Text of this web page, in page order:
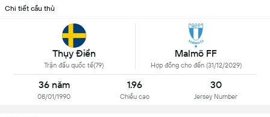
Chi tiết cầu thủ
Thụy Điển
Trận đấu quốc tế(79)
Malmö FF
Hợp đồng cho đến (31/12/2029)
36 năm
08/01/1990
1.96
Chiều cao
30
Jersey Number